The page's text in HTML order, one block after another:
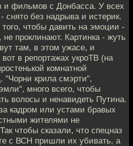
и фильмов с Донбасса. У всех
снято без надрыва и истерик.
чтобы давить на эмоции -
проклинают. Картинка - жуть
там, в этом ужасе, и
в репортажах укроТВ (на
комнатной
"Чорни крила смэрти",
много всего, чтобы
волосы и ненавидеть Путина.
кадром или устами бравых
жителями не
чтобы сказали, что спецназ
с ВСН пришли их убивать, а